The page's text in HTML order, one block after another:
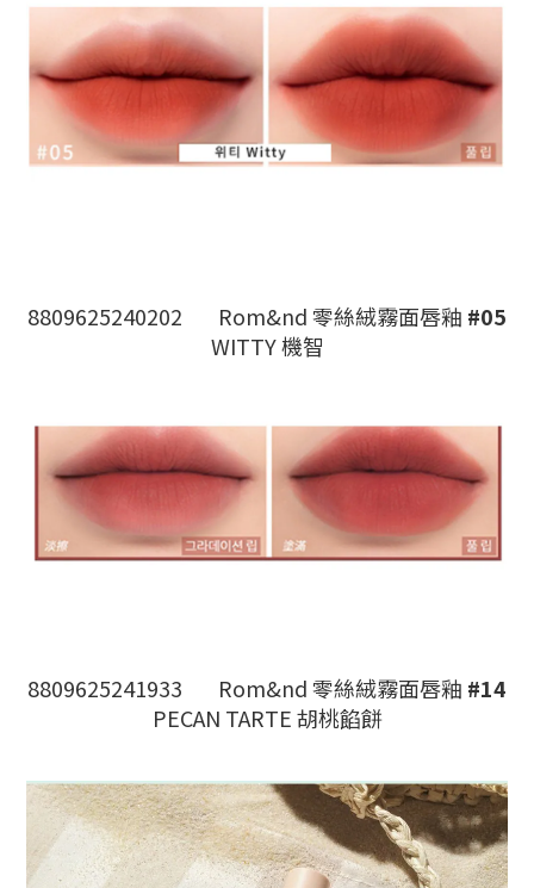
8809625240202 Rom&nd 零絲絨霧面唇釉 #05
WITTY 機智
8809625241933 Rom&nd 零絲絨霧面唇釉 #14
PECAN TARTE 胡桃餡餅